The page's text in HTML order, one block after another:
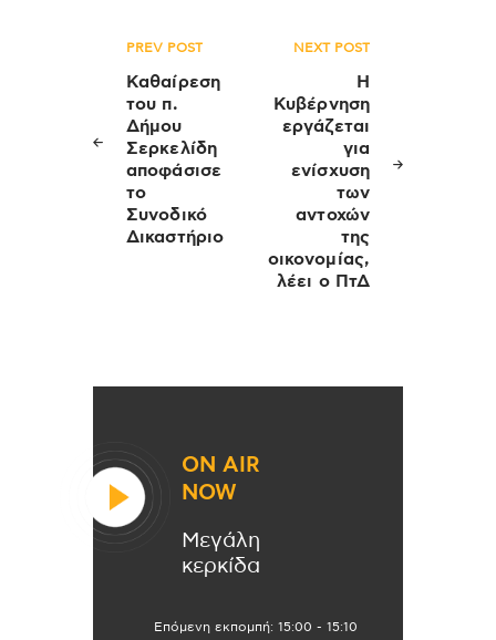
Πλοήγηση
άρθρων
PREV POST
Καθαίρεση
του π.
Δήμου
Σερκελίδη
αποφάσισε
το
Συνοδικό
Δικαστήριο
NEXT POST
Η
Κυβέρνηση
εργάζεται
για
ενίσχυση
των
αντοχών
της
οικονομίας,
λέει ο ΠτΔ
ON AIR
NOW
Μεγάλη
κερκίδα
Επόμενη εκπομπή: 15:00 - 15:10